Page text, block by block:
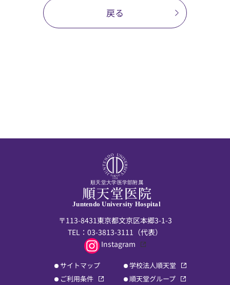
戻る
順天堂大学医学部附属
Juntendo University Hospital
〒113-8431東京都文京区本郷3-1-3
TEL： 03-3813-3111 （代表）
Instagram
サイトマップ
ご利用条件
学校法人順天堂
順天堂グループ